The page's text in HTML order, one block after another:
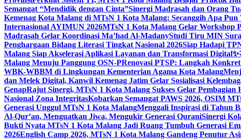
Semangat “Mendidik dengan Cinta”Sinergi Madrasah dan Orang
Kemenag Kota Malang di MTsN 1 Kota Malang: Secanggih Apa
Internasional AYIMUN 2026MTsN 1 Kota Malang Gelar Workshop
Madrasah Gelar Koordinasi Ma’had Al-MadanyStudi Tiru MIN
Penghargaan Bidang Literasi Tingkat Nasional 2026Siap Hadapi
Malang Siap Akselerasi Aplikasi Layanan dan Transformasi Digital
Malang Menuju Panggung OSN-PRenovasi PTSP: Langkah
WBK-WBBM di Lingkungan Kementerian Agama Kota Malang
dan Melek Digital, Kanwil Kemenag Jatim Gelar Sosialisasi
GenapRajut Sinergi, MTsN 1 Kota Malang Sukses Gelar Pembagian
Nasional Zona IntegritasKobarkan Semangat PAWS 2026, OSIM
Generasi Unggul MTsN 1 Kota MalangMenggali Inspirasi di Tahun
Al-Qur’an, Menguatkan Jiwa, Mengukir Generasi QuraniSinergi
Bukti Nyata MTsN 1 Kota Malang Jadi Ruang Tumbuh Generasi
2026English Camp 2026, MTsN 1 Kota Malang Gandeng Penutur